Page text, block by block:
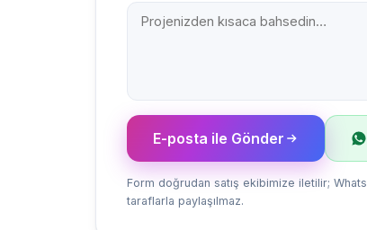
E-posta ile Gönder
Form doğrudan satış ekibimize iletilir;
taraflarla paylaşılmaz.